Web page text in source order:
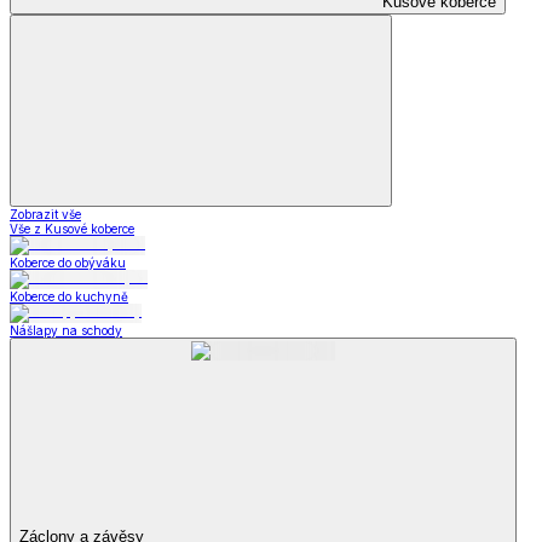
Zobrazit vše
Vše z Kusové koberce
Koberce do obýváku
Koberce do kuchyně
Nášlapy na schody
Záclony a závěsy